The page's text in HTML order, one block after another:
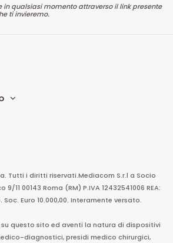
in qualsiasi momento attraverso il link presente
ti invieremo.
Tutti i diritti riservati.Mediacom S.r.l a Socio
9/11 00143 Roma (RM) P.IVA 12432541006 REA:
Soc. Euro 10.000,00. Interamente versato.
questo sito ed aventi la natura di dispositivi
diagnostici, presidi medico chirurgici,